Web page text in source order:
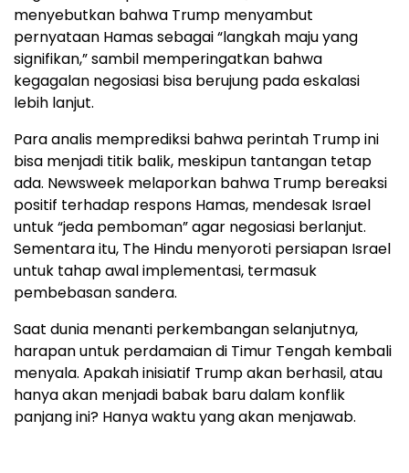
menyebutkan bahwa Trump menyambut
pernyataan Hamas sebagai “langkah maju yang
signifikan,” sambil memperingatkan bahwa
kegagalan negosiasi bisa berujung pada eskalasi
lebih lanjut.
Para analis memprediksi bahwa perintah Trump ini
bisa menjadi titik balik, meskipun tantangan tetap
ada. Newsweek melaporkan bahwa Trump bereaksi
positif terhadap respons Hamas, mendesak Israel
untuk “jeda pemboman” agar negosiasi berlanjut.
Sementara itu, The Hindu menyoroti persiapan Israel
untuk tahap awal implementasi, termasuk
pembebasan sandera.
Saat dunia menanti perkembangan selanjutnya,
harapan untuk perdamaian di Timur Tengah kembali
menyala. Apakah inisiatif Trump akan berhasil, atau
hanya akan menjadi babak baru dalam konflik
panjang ini? Hanya waktu yang akan menjawab.